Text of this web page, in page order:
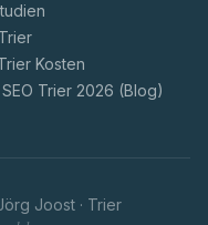
Kosten
Trier 2026 (Blog)
Joost · Trier